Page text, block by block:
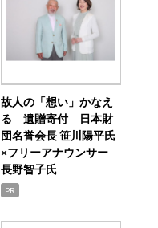
故人の「想い」かなえ
る 遺贈寄付 日本財
団名誉会長 笹川陽平氏
×フリーアナウンサー
長野智子氏
PR